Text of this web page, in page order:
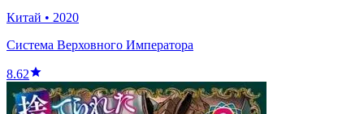
Китай • 2020
Система Верховного Императора
8.62